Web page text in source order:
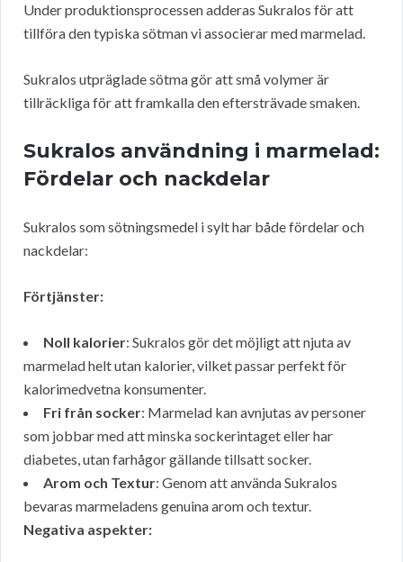
Under produktionsprocessen adderas Sukralos för att
tillföra den typiska sötman vi associerar med marmelad.
Sukralos utpräglade sötma gör att små volymer är
tillräckliga för att framkalla den eftersträvade smaken.
Sukralos användning i marmelad:
Fördelar och nackdelar
Sukralos som sötningsmedel i sylt har både fördelar och
nackdelar:
Förtjänster:
Noll kalorier: Sukralos gör det möjligt att njuta av
marmelad helt utan kalorier, vilket passar perfekt för
kalorimedvetna konsumenter.
Fri från socker: Marmelad kan avnjutas av personer
som jobbar med att minska sockerintaget eller har
diabetes, utan farhågor gällande tillsatt socker.
Arom och Textur: Genom att använda Sukralos
bevaras marmeladens genuina arom och textur.
Negativa aspekter: